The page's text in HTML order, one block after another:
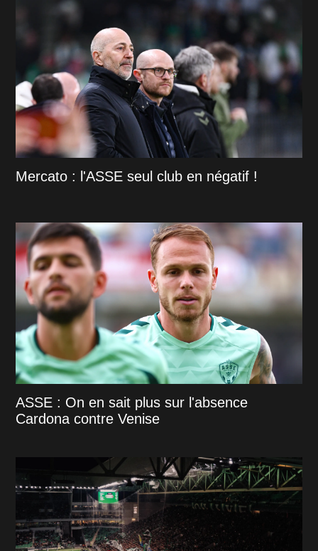
Mercato : l'ASSE seul club en négatif !
ASSE : On en sait plus sur l'absence
Cardona contre Venise